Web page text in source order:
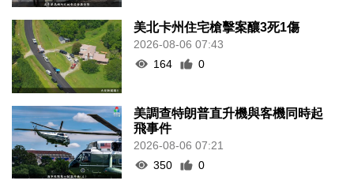
美北卡州住宅槍擊案釀3死1傷
2026-08-06 07:43
164
0
美調查特朗普直升機與客機同時起
飛事件
2026-08-06 07:21
350
0